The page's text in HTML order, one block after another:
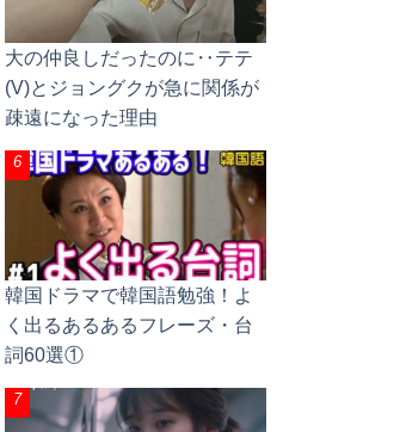
大の仲良しだったのに‥テテ
(V)とジョングクが急に関係が
疎遠になった理由
韓国ドラマで韓国語勉強！よ
く出るあるあるフレーズ・台
詞60選①